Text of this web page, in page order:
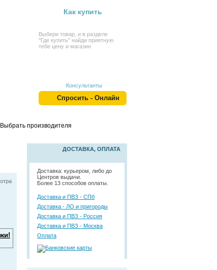
Как купить
Выбери товар, и в разделе
"Где купить" найди приятную
тебе цену и магазин
Консультанты
Спросить - Онлайн
Выбрать производителя
ДОСТАВКА, ОПЛАТА
Доставка: курьером, либо до
Центров выдачи.
Более 13 способов оплаты.
Доставка и ПВЗ - СПб
Доставка - ЛО и пригороды
Доставка и ПВЗ - Россия
Доставка и ПВЗ - Москва
Оплата